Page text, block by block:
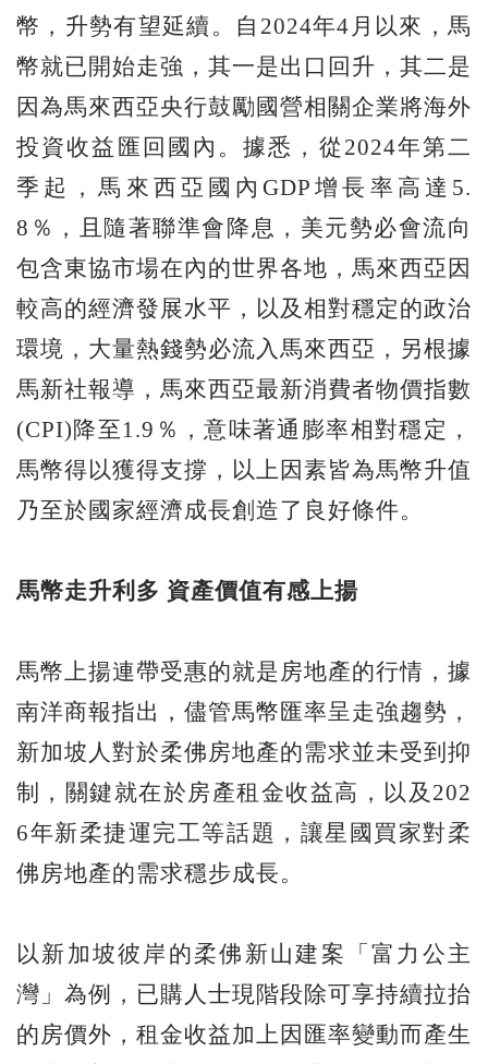
幣，升勢有望延續。自2024年4月以來，馬
幣就已開始走強，其一是出口回升，其二是
因為馬來西亞央行鼓勵國營相關企業將海外
投資收益匯回國內。據悉，從2024年第二
季起，馬來西亞國內GDP增長率高達5.
8％，且隨著聯準會降息，美元勢必會流向
包含東協市場在內的世界各地，馬來西亞因
較高的經濟發展水平，以及相對穩定的政治
環境，大量熱錢勢必流入馬來西亞，另根據
馬新社報導，馬來西亞最新消費者物價指數
(CPI)降至1.9％，意味著通膨率相對穩定，
馬幣得以獲得支撐，以上因素皆為馬幣升值
乃至於國家經濟成長創造了良好條件。
馬幣走升利多 資產價值有感上揚
馬幣上揚連帶受惠的就是房地產的行情，據
南洋商報指出，儘管馬幣匯率呈走強趨勢，
新加坡人對於柔佛房地產的需求並未受到抑
制，關鍵就在於房產租金收益高，以及202
6年新柔捷運完工等話題，讓星國買家對柔
佛房地產的需求穩步成長。
以新加坡彼岸的柔佛新山建案「富力公主
灣」為例，已購人士現階段除可享持續拉抬
的房價外，租金收益加上因匯率變動而產生